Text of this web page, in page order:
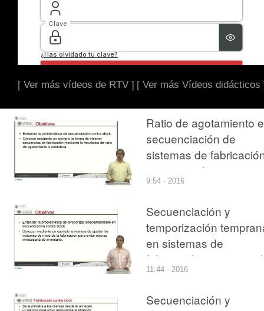
[ Ver más vídeos de RTV ] [ Ver más Vídeos didácticos
Ratio de agotamiento
secuenciación de
sistemas de
contra stock.
9:54 · 2016
Secuenciación y
temporización
en sistemas de
fabricación contra
11:44 · 2016
Secuenciación y